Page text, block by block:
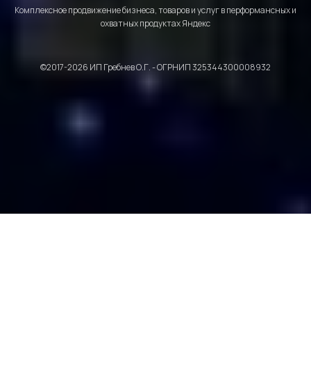
Комплексное продвижение бизнеса, товаров и услуг в перформансных и
охватных продуктах Яндекс
©2017-2026 ИП Гребнев О.Г. - ОГРНИП 325344300008932